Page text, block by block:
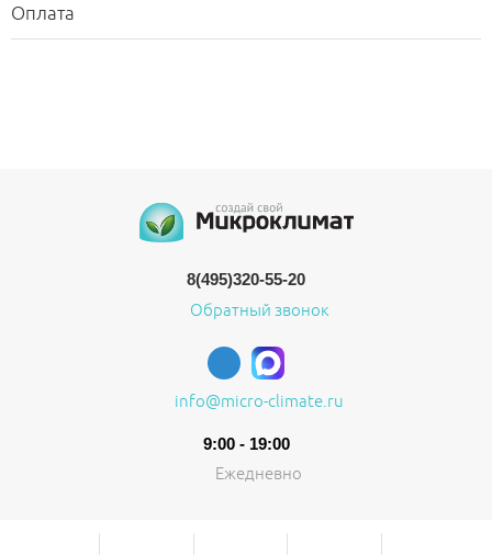
Оплата
8(495)320-55-20
Обратный звонок
info@micro-climate.ru
9:00 - 19:00
Ежедневно